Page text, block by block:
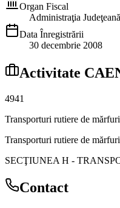
Organ Fiscal
Administraţia
Data Înregistrării
30 decembrie 2008
Activitate
4941
Transporturi rutiere de mărfuri
Transporturi rutiere de
SECŢIUNEA H -
Contact